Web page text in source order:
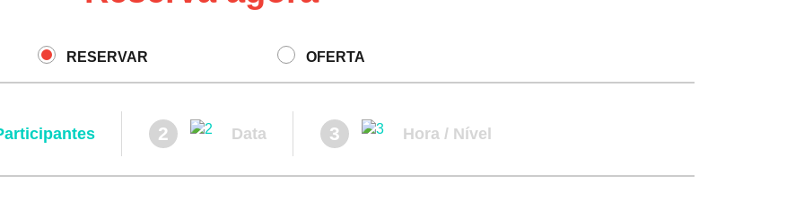
RESERVAR OFERTA
2 Data 3 Hora / Nível